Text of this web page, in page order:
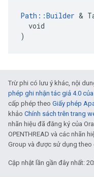
Path::Builder &
  void
)
Trừ phi có lưu ý khác, nội
phép ghi nhận tác giả 4.0
cấp phép theo Giấy phép
khảo Chính sách trên trang
nhãn hiệu đã đăng ký của
OPENTHREAD và các nhãn
Group và được sử dụng theo
Cập nhật lần gần đây nhất: